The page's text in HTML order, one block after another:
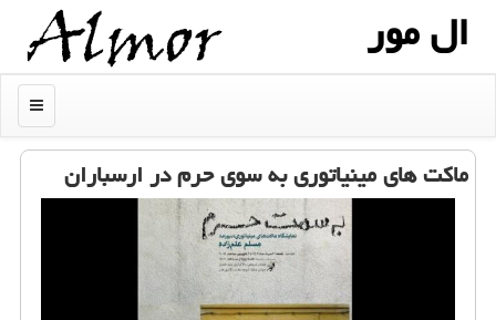
ال مور
منو
ماکت های مینیاتوری به سوی حرم در ارسباران